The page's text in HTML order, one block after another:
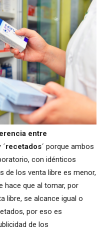
entre
porque ambos
con idénticos
de los venta libre es menor,
hace que al tomar, por
libre, se alcance igual o
por eso es
de los